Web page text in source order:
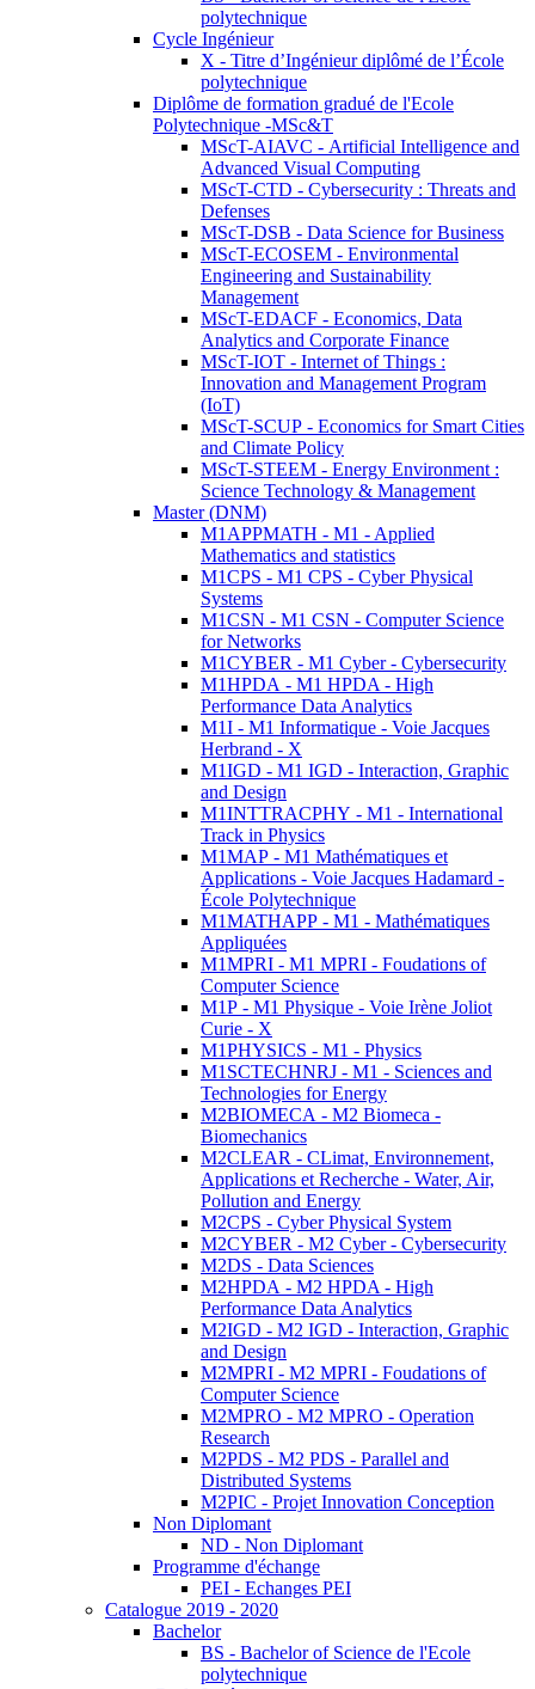
polytechnique
Cycle Ingénieur
X - Titre d’Ingénieur diplômé de l’École
polytechnique
Diplôme de formation gradué de l'Ecole
Polytechnique -MSc&T
MScT-AIAVC - Artificial Intelligence and
Advanced Visual Computing
MScT-CTD - Cybersecurity : Threats and
Defenses
MScT-DSB - Data Science for Business
MScT-ECOSEM - Environmental
Engineering and Sustainability
Management
MScT-EDACF - Economics, Data
Analytics and Corporate Finance
MScT-IOT - Internet of Things :
Innovation and Management Program
(IoT)
MScT-SCUP - Economics for Smart Cities
and Climate Policy
MScT-STEEM - Energy Environment :
Science Technology & Management
Master (DNM)
M1APPMATH - M1 - Applied
Mathematics and statistics
M1CPS - M1 CPS - Cyber Physical
Systems
M1CSN - M1 CSN - Computer Science
for Networks
M1CYBER - M1 Cyber - Cybersecurity
M1HPDA - M1 HPDA - High
Performance Data Analytics
M1I - M1 Informatique - Voie Jacques
Herbrand - X
M1IGD - M1 IGD - Interaction, Graphic
and Design
M1INTTRACPHY - M1 - International
Track in Physics
M1MAP - M1 Mathématiques et
Applications - Voie Jacques Hadamard -
École Polytechnique
M1MATHAPP - M1 - Mathématiques
Appliquées
M1MPRI - M1 MPRI - Foudations of
Computer Science
M1P - M1 Physique - Voie Irène Joliot
Curie - X
M1PHYSICS - M1 - Physics
M1SCTECHNRJ - M1 - Sciences and
Technologies for Energy
M2BIOMECA - M2 Biomeca -
Biomechanics
M2CLEAR - CLimat, Environnement,
Applications et Recherche - Water, Air,
Pollution and Energy
M2CPS - Cyber Physical System
M2CYBER - M2 Cyber - Cybersecurity
M2DS - Data Sciences
M2HPDA - M2 HPDA - High
Performance Data Analytics
M2IGD - M2 IGD - Interaction, Graphic
and Design
M2MPRI - M2 MPRI - Foudations of
Computer Science
M2MPRO - M2 MPRO - Operation
Research
M2PDS - M2 PDS - Parallel and
Distributed Systems
M2PIC - Projet Innovation Conception
Non Diplomant
ND - Non Diplomant
Programme d'échange
PEI - Echanges PEI
Catalogue 2019 - 2020
Bachelor
BS - Bachelor of Science de l'Ecole
polytechnique